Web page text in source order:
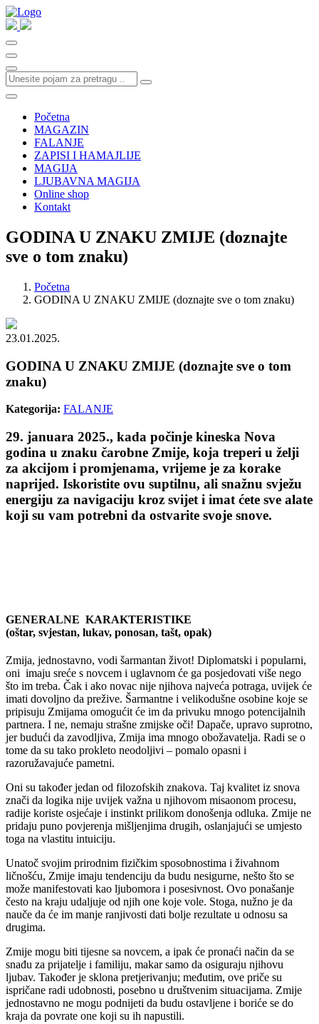
Početna
MAGAZIN
FALANJE
ZAPISI I HAMAJLIJE
MAGIJA
LJUBAVNA MAGIJA
Online shop
Kontakt
GODINA U ZNAKU ZMIJE (doznajte
sve o tom znaku)
Početna
GODINA U ZNAKU ZMIJE (doznajte sve o tom znaku)
23.01.2025.
GODINA U ZNAKU ZMIJE (doznajte sve o tom
znaku)
Kategorija: FALANJE
29. januara 2025., kada počinje kineska Nova
godina u znaku čarobne Zmije, koja treperi u želji
za akcijom i promjenama, vrijeme je za korake
naprijed. Iskoristite ovu suptilnu, ali snažnu svježu
energiju za navigaciju kroz svijet i imat ćete sve alate
koji su vam potrebni da ostvarite svoje snove.
GENERALNE KARAKTERISTIKE
(oštar, svjestan, lukav, ponosan, tašt, opak)
Zmija, jednostavno, vodi šarmantan život! Diplomatski i popularni,
oni imaju sreće s novcem i uglavnom će ga posjedovati više nego
što im treba. Čak i ako novac nije njihova najveća potraga, uvijek će
imati dovoljno da prežive. Šarmantne i velikodušne osobine koje se
pripisuju Zmijama omogućit će im da privuku mnogo potencijalnih
partnera. I ne, nemaju strašne zmijske oči! Dapače, upravo suprotno,
jer budući da zavodljiva, Zmija ima mnogo obožavatelja. Radi se o
tome da su tako prokleto neodoljivi – pomalo opasni i
razoružavajuće pametni.
Oni su također jedan od filozofskih znakova. Taj kvalitet iz snova
znači da logika nije uvijek važna u njihovom misaonom procesu,
radije koriste osjećaje i instinkt prilikom donošenja odluka. Zmije ne
pridaju puno povjerenja mišljenjima drugih, oslanjajući se umjesto
toga na vlastitu intuiciju.
Unatoč svojim prirodnim fizičkim sposobnostima i živahnom
ličnošću, Zmije imaju tendenciju da budu nesigurne, nešto što se
može manifestovati kao ljubomora i posesivnost. Ovo ponašanje
često na kraju udaljuje od njih one koje vole. Stoga, nužno je da
nauče da će im manje ranjivosti dati bolje rezultate u odnosu sa
drugima.
Zmije mogu biti tijesne sa novcem, a ipak će pronaći način da se
snađu za prijatelje i familiju, makar samo da osiguraju njihovu
ljubav. Također je sklona pretjerivanju; međutim, ove priče su
ispričane radi udobnosti, posebno u društvenim situacijama. Zmije
jednostavno ne mogu podnijeti da budu ostavljene i boriće se do
kraja da povrate one koji su ih napustili.